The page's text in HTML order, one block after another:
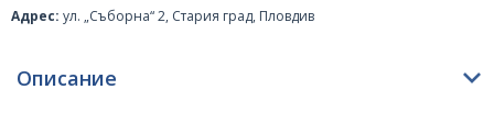
Адрес: ул. „Съборна“ 2, Стария град, Пловдив
Описание